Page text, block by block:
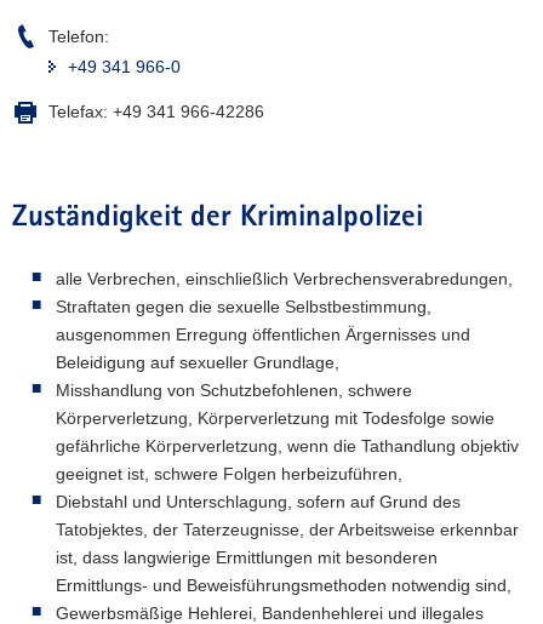
Telefon:
+49 341 966-0
Telefax: +49 341 966-42286
Zuständigkeit der Kriminalpolizei
alle Verbrechen, einschließlich Verbrechensverabredungen,
Straftaten gegen die sexuelle Selbstbestimmung,
ausgenommen Erregung öffentlichen Ärgernisses und
Beleidigung auf sexueller Grundlage,
Misshandlung von Schutzbefohlenen, schwere
Körperverletzung, Körperverletzung mit Todesfolge sowie
gefährliche Körperverletzung, wenn die Tathandlung objektiv
geeignet ist, schwere Folgen herbeizuführen,
Diebstahl und Unterschlagung, sofern auf Grund des
Tatobjektes, der Taterzeugnisse, der Arbeitsweise erkennbar
ist, dass langwierige Ermittlungen mit besonderen
Ermittlungs- und Beweisführungsmethoden notwendig sind,
Gewerbsmäßige Hehlerei, Bandenhehlerei und illegales